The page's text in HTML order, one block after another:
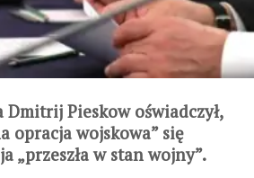
Dmitrij Pieskow oświadczył,
opracja wojskowa” się
„przeszła w stan wojny”.